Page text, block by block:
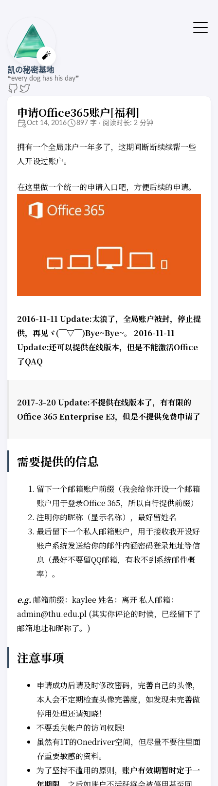
🧨
凯の秘密基地
❝every dog has his day❞
申请Office365账户[福利]
Oct 14, 2016 897 字 · 阅读时长: 2 分钟
拥有一个全局账户一年多了，这期间断断续续帮一些
人开设过账户。
在这里做一个统一的申请入口吧，方便后续的申请。
2016-11-11 Update:太浪了，全局账户被封，停止提
供，再见ヾ(￣▽￣)Bye~Bye~。 2016-11-11
Update:还可以提供在线版本，但是不能激活Office
了QAQ
2017-3-20 Update:不提供在线版本了，有有限的
Office 365 Enterprise E3，但是不提供免费申请了
需要提供的信息
留下一个邮箱账户前缀（我会给你开设一个邮箱
账户用于登录Office 365，所以自行提供前缀）
注明你的昵称（显示名称），最好留姓名
最后留下一个私人邮箱账户，用于接收我开设好
账户系统发送给你的邮件内涵密码登录地址等信
息（最好不要留QQ邮箱，有收不到系统邮件概
率）。
e.g.邮箱前缀：kaylee 姓名：离开 私人邮箱：
admin@thu.edu.pl (其实你评论的时候，已经留下了
邮箱地址和昵称了。)
注意事项
申请成功后请及时修改密码，完善自己的头像，
本人会不定期检查头像完善度，如发现未完善做
停用处理还请知晓！
不要丢失帐户的访问权限!
虽然有1T的Onedriver空间，但尽量不要往里面
存重要敏感的资料。
为了坚持不滥用的原则， 账户有效期暂时定于一